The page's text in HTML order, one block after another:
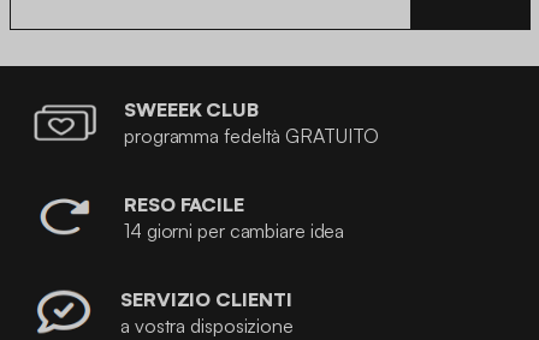
SWEEEK CLUB
programma fedeltà GRATUITO
RESO FACILE
14 giorni per cambiare idea
SERVIZIO CLIENTI
a vostra disposizione